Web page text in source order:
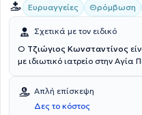
Ευρυαγγείες Θρόμβωση
Σχετικά με τον ειδικό
Ο Τζιώγιος Κωνσταντίνος
με ιδιωτικό ιατρείο στην
στην ενδαγγειακή
χειρουργική φλεβών και στις
γιατρός έχει ιδιαίτερη
Απλή επίσκεψη
Δες το κόστος